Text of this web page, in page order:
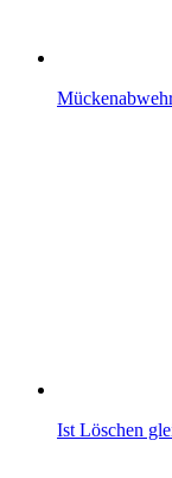
Ist Löschen